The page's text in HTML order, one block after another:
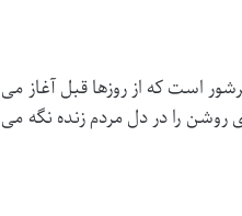
است که از روزها قبل آغاز می
روشن را در دل مردم زنده نگه می